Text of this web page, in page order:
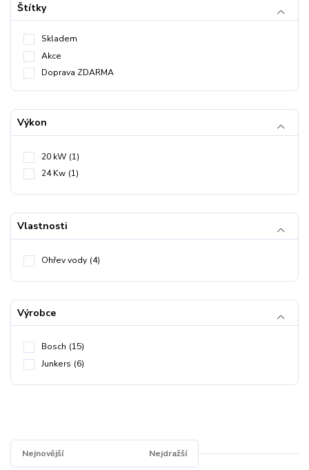
Štítky
Skladem
Akce
Doprava ZDARMA
Výkon
20 kW (1)
24 Kw (1)
Vlastnosti
Ohřev vody (4)
Výrobce
Bosch (15)
Junkers (6)
Nejnovější Nejdražší